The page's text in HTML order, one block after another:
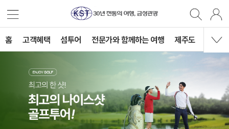
홈 고객혜택 섬투어 전문가와 함께하는 여행 제주도 국내